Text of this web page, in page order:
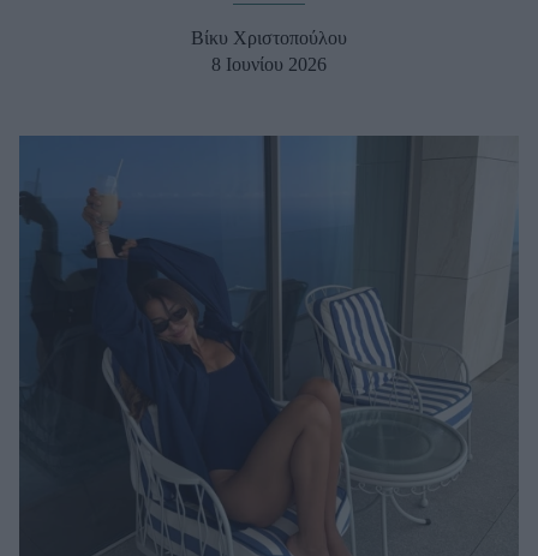
Μακιγιάζ
Beauty News
Ψυχολογία
Υγεία + Διατροφή
Woman Power
Βίκυ Χριστοπούλου
8 Ιουνίου 2026